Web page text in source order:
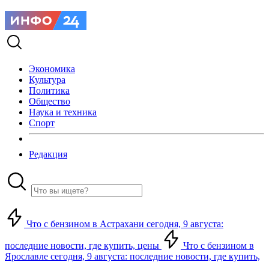
Экономика
Культура
Политика
Общество
Наука и техника
Спорт
Редакция
Что с бензином в Астрахани сегодня, 9 августа:
последние новости, где купить, цены
Что с бензином в
Ярославле сегодня, 9 августа: последние новости, где купить,